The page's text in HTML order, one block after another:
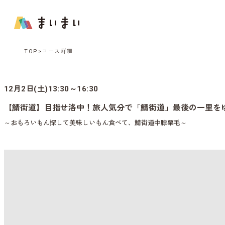
TOP コース詳細
12月2日(土)13:30～16:30
【鯖街道】目指せ洛中！旅人気分で「鯖街道」最後の一里を
～おもろいもん探して美味しいもん食べて、鯖街道中膝栗毛～